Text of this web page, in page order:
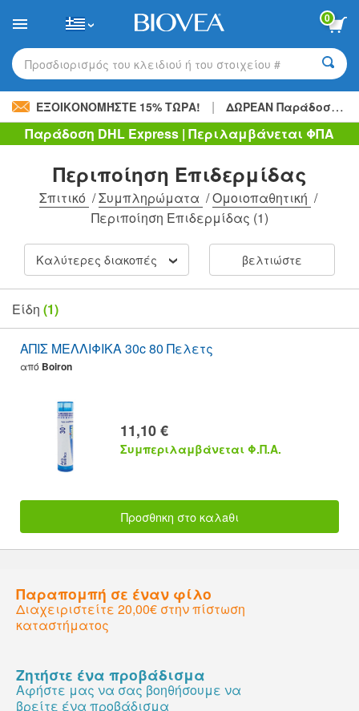
note:
website
includes
accessibility
system.
0
Προσδιορισμός του κλειδιού ή του στοιχείου #
ΕΞΟΙΚΟΝΟΜΉΣΤΕ 15% ΤΏΡΑ! | ΔΩΡΕΑΝ Παράδοση
Παράδοση DHL Express | Περιλαμβάνεται ΦΠΑ
Περιποίηση Επιδερμίδας
Σπιτικό /Συμπληρώματα /Ομοιοπαθητική /
Περιποίηση Επιδερμίδας (1)
Καλύτερες διακοπές βελτιώστε
Είδη (1)
ΑΠΙΣ ΜΕΛΛΙΦΙΚΑ 30c 80 Πελετς
από Boiron
11,10 €
Συμπεριλαμβάνεται Φ.Π.Α.
Προσθnκη στο καλaθι
Παραπομπή σε έναν φίλο
Διαχειριστείτε 20,00€ στην πίστωση
καταστήματος
Ζητήστε ένα προβάδισμα
Αφήστε μας να σας βοηθήσουμε να
βρείτε ένα προβάδισμα